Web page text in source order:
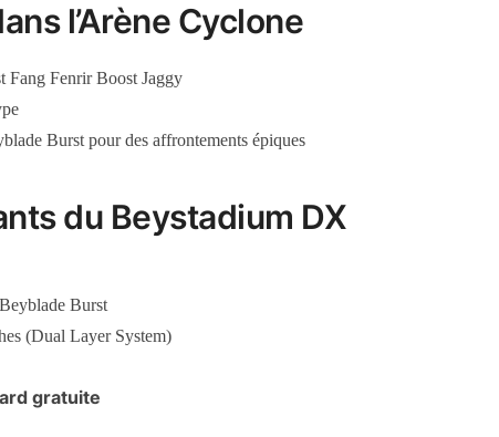
l’Arène Cyclone
Fang Fenrir Boost Jaggy
Burst pour des affrontements épiques
du Beystadium DX
Burst
(Dual Layer System)
gratuite